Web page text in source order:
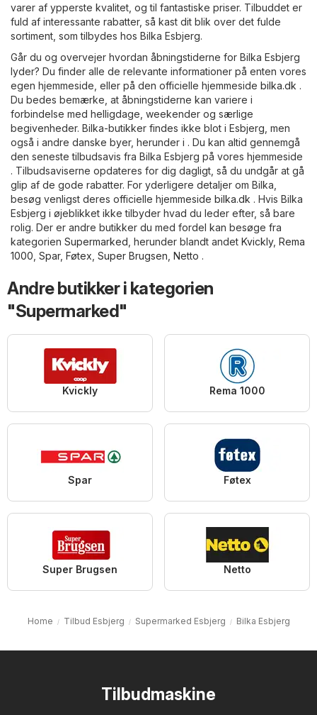
varer af ypperste kvalitet, og til fantastiske priser. Tilbuddet er
fuld af interessante rabatter, så kast dit blik over det fulde
sortiment, som tilbydes hos Bilka Esbjerg.
Går du og overvejer hvordan åbningstiderne for Bilka Esbjerg
lyder? Du finder alle de relevante informationer på enten vores
egen hjemmeside, eller på den officielle hjemmeside bilka.dk .
Du bedes bemærke, at åbningstiderne kan variere i
forbindelse med helligdage, weekender og særlige
begivenheder. Bilka-butikker findes ikke blot i Esbjerg, men
også i andre danske byer, herunder i . Du kan altid gennemgå
den seneste tilbudsavis fra Bilka Esbjerg på vores hjemmeside
. Tilbudsaviserne opdateres for dig dagligt, så du undgår at gå
glip af de gode rabatter. For yderligere detaljer om Bilka,
besøg venligst deres officielle hjemmeside bilka.dk . Hvis Bilka
Esbjerg i øjeblikket ikke tilbyder hvad du leder efter, så bare
rolig. Der er andre butikker du med fordel kan besøge fra
kategorien Supermarked , herunder blandt andet Kvickly, Rema
1000 Spar, Føtex Super Brugsen Netto .
Andre butikker i kategorien
"Supermarked"
Kvickly Rema 1000
Spar Føtex
Super Brugsen Netto
Home Tilbud Esbjerg Supermarked Esbjerg Bilka Esbjerg
Tilbudmaskine